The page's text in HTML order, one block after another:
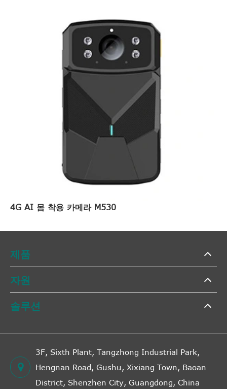
4G AI 몸 착용 카메라 M530
제품
자원
솔루션
3F, Sixth Plant, Tangzhong Industrial Park,
Hengnan Road, Gushu, Xixiang Town, Baoan
District, Shenzhen City, Guangdong, China